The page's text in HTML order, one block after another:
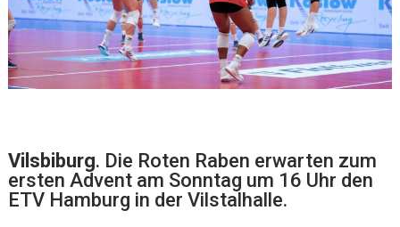
Vilsbiburg. Die Roten Raben erwarten zum
ersten Advent am Sonntag um 16 Uhr den
ETV Hamburg in der Vilstalhalle.